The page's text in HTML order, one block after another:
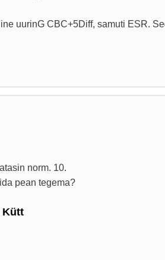
uurinG CBC+5Diff, samuti ESR.
norm. 10.
pean tegema?
Kütt